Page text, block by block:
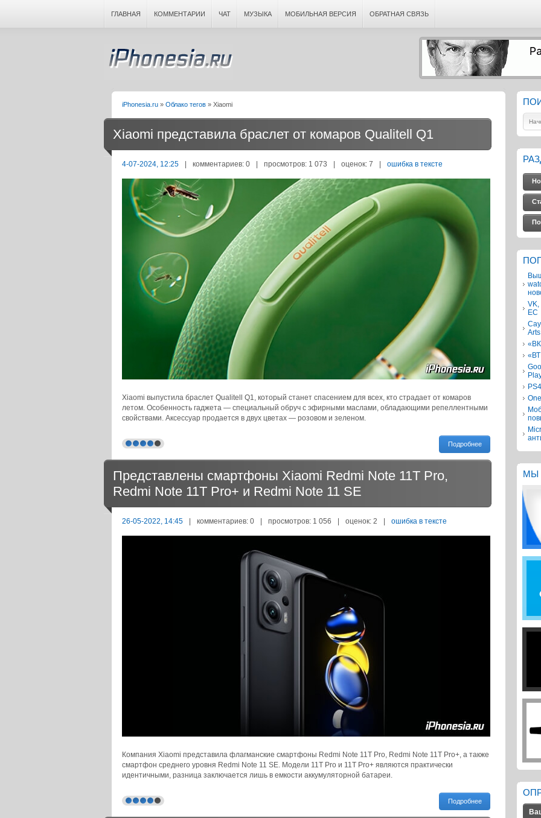
ГЛАВНАЯ КОММЕНТАРИИ ЧАТ МУЗЫКА МОБИЛЬНАЯ ВЕРСИЯ ОБРАТНАЯ СВЯЗЬ
iPhonesia.ru » Облако тегов » Xiaomi
Xiaomi представила браслет от комаров Qualitell Q1
4-07-2024, 12:25 | комментариев: 0 | просмотров: 1 073 | оценок: 7 | ошибка в тексте
Xiaomi выпустила браслет Qualitell Q1, который станет спасением для всех, кто страдает от комаров
летом. Особенность гаджета — специальный обруч с эфирными маслами, обладающими репеллентными
свойствами. Аксессуар продается в двух цветах — розовом и зеленом.
Подробнее
Представлены смартфоны Xiaomi Redmi Note 11T Pro,
Redmi Note 11T Pro+ и Redmi Note 11 SE
26-05-2022, 14:45 | комментариев: 0 | просмотров: 1 056 | оценок: 2 | ошибка в тексте
Компания Xiaomi представила флагманские смартфоны Redmi Note 11T Pro, Redmi Note 11T Pro+, а также
смартфон среднего уровня Redmi Note 11 SE. Модели 11T Pro и 11T Pro+ являются практически
идентичными, разница заключается лишь в емкости аккумуляторной батареи.
Подробнее
VK,
ЕС
Arts
МЫ